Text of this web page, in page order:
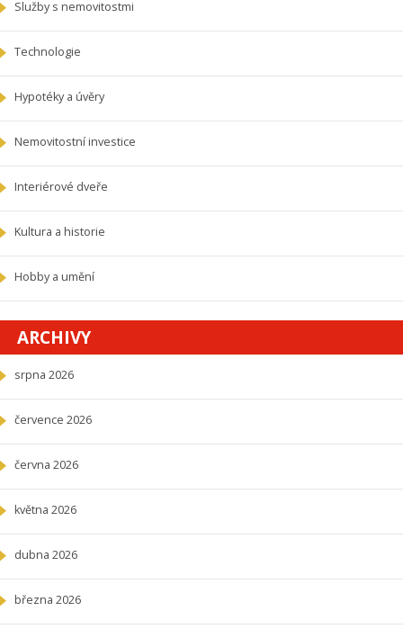
Služby s nemovitostmi
Technologie
Hypotéky a úvěry
Nemovitostní investice
Interiérové dveře
Kultura a historie
Hobby a umění
ARCHIVY
srpna 2026
července 2026
června 2026
května 2026
dubna 2026
března 2026